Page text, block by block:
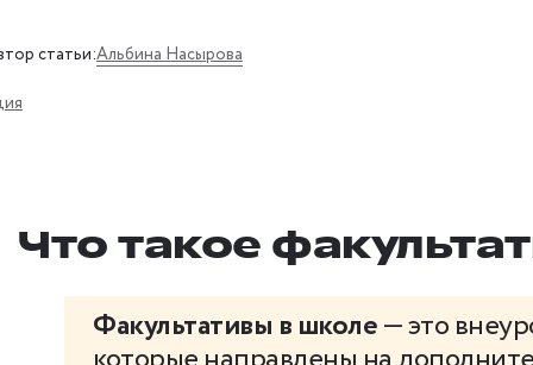
статьи:Альбина Насырова
Что такое
Факультативы в школе— это